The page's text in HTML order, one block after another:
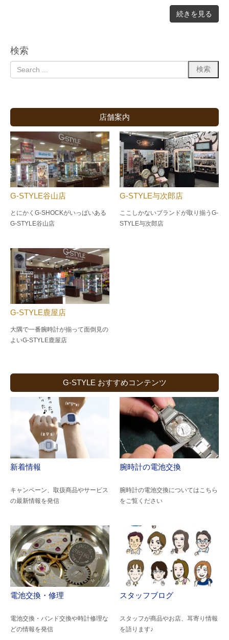
続きを見る
検索
店舗案内
G-STYLE谷山店
とにかくG-SHOCKがいっぱいある
G-STYLE谷山店
G-STYLE与次郎店
ここしかないブランドが取り揃うG-
STYLE与次郎店
G-STYLE鹿屋店
大隅で一番腕時計が揃って面倒見の
よいG-STYLE鹿屋店
G-STYLE おすすめコンテンツ
新着情報
キャンペーン、取扱商品やサービス
の最新情報を発信
腕時計の電池交換
腕時計の電池交換についてはこちら
をご覧ください
電池交換・修理
電池交換・バンド交換や時計修理な
どの情報を発信
スタッフブログ
スタッフが商品やお店、耳寄り情報
を語ります♪